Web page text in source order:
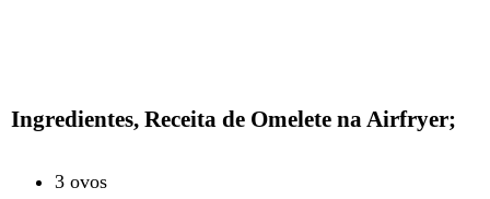
Ingredientes, Receita de Omelete na Airfryer;
3 ovos